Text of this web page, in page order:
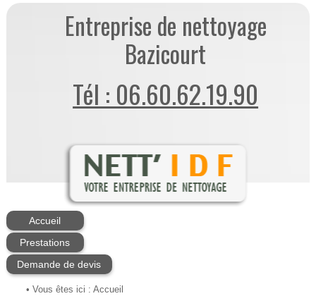
Entreprise de nettoyage
Bazicourt
Tél : 06.60.62.19.90
Accueil
Prestations
Demande de devis
• Vous êtes ici : Accueil